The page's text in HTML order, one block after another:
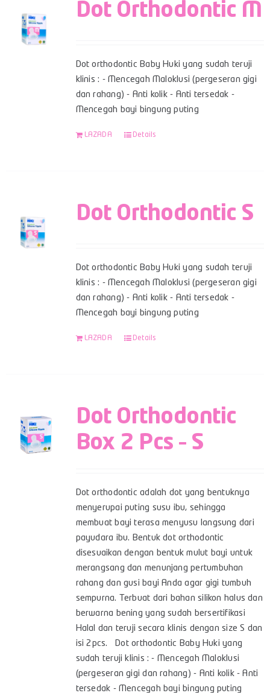
Dot Orthodontic M
Dot orthodontic Baby Huki yang sudah teruji
klinis : - Mencegah Maloklusi (pergeseran gigi
dan rahang) - Anti kolik - Anti tersedak -
Mencegah bayi bingung puting
LAZADA Details
Dot Orthodontic S
Dot orthodontic Baby Huki yang sudah teruji
klinis : - Mencegah Maloklusi (pergeseran gigi
dan rahang) - Anti kolik - Anti tersedak -
Mencegah bayi bingung puting
LAZADA Details
Dot Orthodontic
Box 2 Pcs – S
Dot orthodontic adalah dot yang bentuknya
menyerupai puting susu ibu, sehingga
membuat bayi terasa menyusu langsung dari
payudara ibu. Bentuk dot orthodontic
disesuaikan dengan bentuk mulut bayi untuk
merangsang dan menunjang pertumbuhan
rahang dan gusi bayi Anda agar gigi tumbuh
sempurna. Terbuat dari bahan silikon halus dan
berwarna bening yang sudah bersertifikasi
Halal dan teruji secara klinis dengan size S dan
isi 2pcs. Dot orthodontic Baby Huki yang
sudah teruji klinis : - Mencegah Maloklusi
(pergeseran gigi dan rahang) - Anti kolik - Anti
tersedak - Mencegah bayi bingung puting